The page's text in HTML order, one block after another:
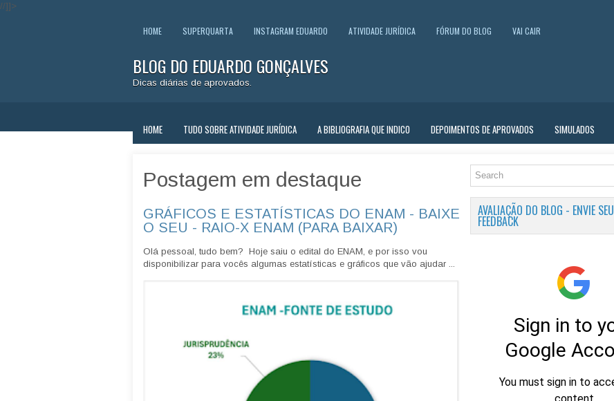
//]]>
HOME SUPERQUARTA INSTAGRAM EDUARDO ATIVIDADE JURÍDICA FÓRUM DO BLOG VAI CAIR
BLOG DO EDUARDO GONÇALVES
Dicas diárias de aprovados.
HOME TUDO SOBRE ATIVIDADE JURÍDICA A BIBLIOGRAFIA QUE INDICO DEPOIMENTOS DE APROVADOS SIMULADOS
Postagem em destaque
GRÁFICOS E ESTATÍSTICAS DO ENAM - BAIXE
O SEU - RAIO-X ENAM (PARA BAIXAR)
Olá pessoal, tudo bem? Hoje saiu o edital do ENAM, e por isso vou
disponibilizar para vocês algumas estatísticas e gráficos que vão ajudar ...
AVALIAÇÃO DO BLOG - ENVIE SEU
FEEDBACK